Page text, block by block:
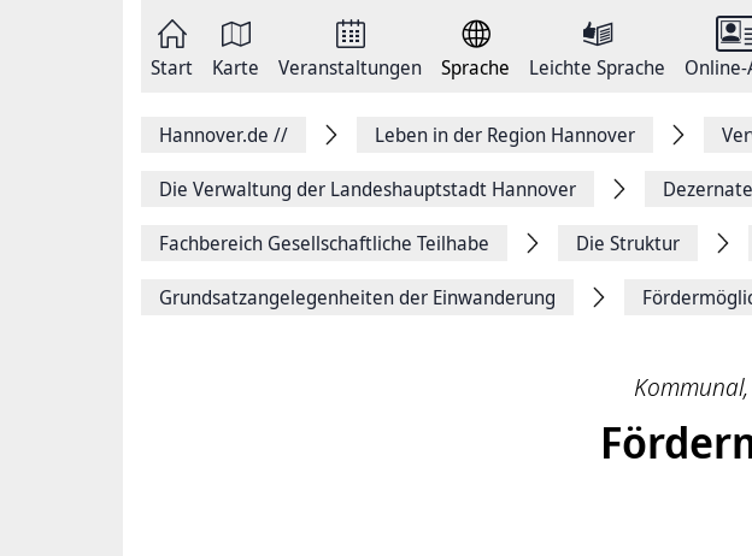
Start Karte Veranstaltungen Sprache Leichte Sprache
Hannover.de // Leben in der Region Hannover
Die Verwaltung der Landeshauptstadt Hannover
Fachbereich Gesellschaftliche Teilhabe Die Struktur
Grundsatzangelegenheiten der Einwanderung